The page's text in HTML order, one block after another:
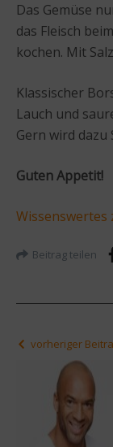
Das Gemüse
das Fleisch
kochen. Mit
Klassischer
Lauch und
Gern wird
Guten Appetit!
Wissenswertes
Beitrag teilen
vorheriger